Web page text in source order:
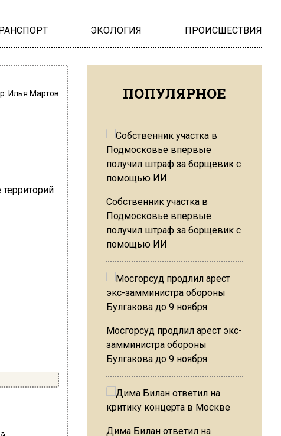
ЭКОЛОГИЯ ПРОИСШЕСТВИЯ
Илья Мартов ПОПУЛЯРНОЕ
Собственник участка в
Подмосковье впервые
получил штраф за борщевик с
помощью ИИ
Мосгорсуд продлил арест экс-
замминистра обороны
Булгакова до 9 ноября
Дима Билан ответил на